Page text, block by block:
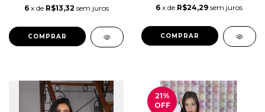
6 x de R$13,32 sem juros
6 x de R$24,29 sem juros
COMPRAR
21%
OFF